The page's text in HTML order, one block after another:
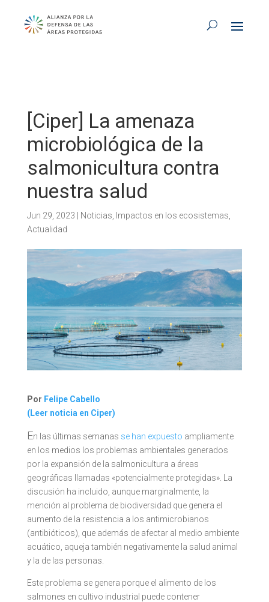
[Ciper] La amenaza
microbiológica de la
salmonicultura contra
nuestra salud
Jun 29, 2023 Noticias Impactos en los ecosistemas
Actualidad
Por Felipe Cabello
(Leer noticia en Ciper)
En las últimas semanas se han expuesto ampliamente
en los medios los problemas ambientales generados
por la expansión de la salmonicultura a áreas
geográficas llamadas «potencialmente protegidas». La
discusión ha incluido, aunque marginalmente, la
mención al problema de biodiversidad que genera el
aumento de la resistencia a los antimicrobianos
(antibióticos), que además de afectar al medio ambiente
acuático, aqueja también negativamente la salud animal
y la de las personas.
Este problema se genera porque el alimento de los
salmones en cultivo industrial puede contener